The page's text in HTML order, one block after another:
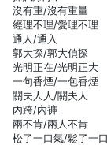
沒有重/沒有重量
經理不理/愛理不理
通人/通入
郭大探/郭大偵探
光明正在/光明正大
一句香煙/一包香煙
關夫人人/關夫人
內跨/內褲
兩不肯/兩人不肯
松了一口氣/鬆了一